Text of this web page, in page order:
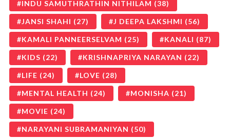
INDU SAMUTHRATHIN NITHILAM (38)
JANSI SHAHI (27) J DEEPA LAKSHMI (56)
KAMALI PANNEERSELVAM (25) KANALI (87)
KIDS (22) KRISHNAPRIYA NARAYAN (22)
LIFE (24) LOVE (28)
MENTAL HEALTH (24) MONISHA (21)
MOVIE (24)
NARAYANI SUBRAMANIYAN (50)